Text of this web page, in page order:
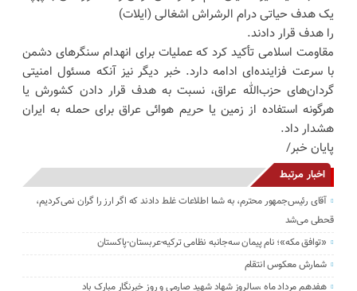
یک هدف حیاتی در‌ام الرشراش اشغالی (ایلات)
را هدف قرار دادند.
مقاومت اسلامی تأکید کرد که عملیات برای انهدام سنگرهای دشمن
با سرعت فزاینده‌ای ادامه دارد. خبر دیگر نیز آنکه مسئول امنیتی
گردان‌های حزب‌الله عراق، نسبت به هدف قرار دادن کشورش یا
هرگونه استفاده از زمین یا حریم هوائی عراق برای حمله به ایران
هشدار داد.
پایان خبر/
اخبار مرتبط
آقای رئیس‌جمهور محترم، به شما اطلاعات غلط دادند که اگر ارز را گران نمی‌کردیم،
قحطی می‌شد
«توافق مکه»؛ نام پیمان سه‌جانبه نظامی ترکیه-عربستان-پاکستان
شمارش معکوس انتقام
هفدهم مرداد ماه ،سالروز شهاد شهید صارمی و روز خبرنگار مبارک باد